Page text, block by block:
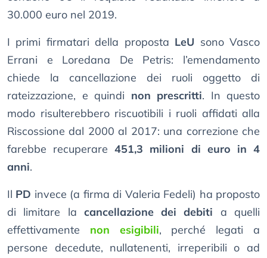
30.000 euro nel 2019.
I primi firmatari della proposta LeU sono Vasco
Errani e Loredana De Petris: l’emendamento
chiede la cancellazione dei ruoli oggetto di
rateizzazione, e quindi non prescritti. In questo
modo risulterebbero riscuotibili i ruoli affidati alla
Riscossione dal 2000 al 2017: una correzione che
farebbe recuperare451,3 milioni di euro in 4
anni.
Il PD invece (a firma di Valeria Fedeli) ha proposto
di limitare la cancellazione dei debiti a quelli
effettivamente non esigibili, perché legati a
persone decedute, nullatenenti, irreperibili o ad